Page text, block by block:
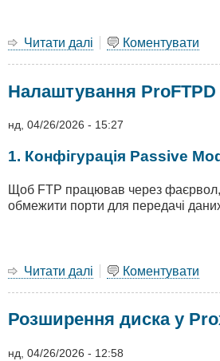
Читати далі про
обмеження
лише
України
Коментувати
Налаштування ProFTPD
нд, 04/26/2026 - 15:27
1. Конфігурація Passive
Щоб FTP працював через фаєрвол,
обмежити порти для передачі
Читати далі про
+
Коментувати
Розширення диска у
нд, 04/26/2026 - 12:58